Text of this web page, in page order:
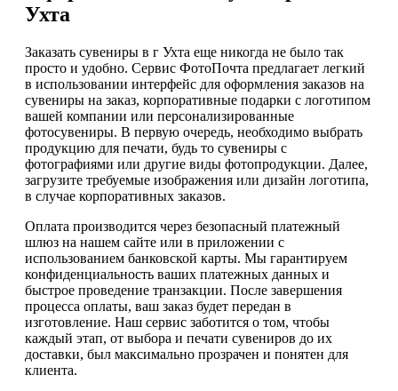
Ухта
Заказать сувениры в г Ухта еще никогда не было так
просто и удобно. Сервис ФотоПочта предлагает легкий
в использовании интерфейс для оформления заказов на
сувениры на заказ, корпоративные подарки с логотипом
вашей компании или персонализированные
фотосувениры. В первую очередь, необходимо выбрать
продукцию для печати, будь то сувениры с
фотографиями или другие виды фотопродукции. Далее,
загрузите требуемые изображения или дизайн логотипа,
в случае корпоративных заказов.
Оплата производится через безопасный платежный
шлюз на нашем сайте или в приложении с
использованием банковской карты. Мы гарантируем
конфиденциальность ваших платежных данных и
быстрое проведение транзакции. После завершения
процесса оплаты, ваш заказ будет передан в
изготовление. Наш сервис заботится о том, чтобы
каждый этап, от выбора и печати сувениров до их
доставки, был максимально прозрачен и понятен для
клиента.